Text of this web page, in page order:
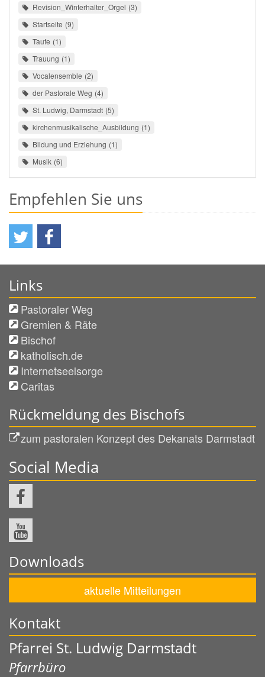
Revision_Winterhalter_Orgel 3
Startseite 9
Taufe 1
Trauung 1
Vocalensemble 2
der Pastorale Weg 4
St. Ludwig, Darmstadt 5
kirchenmusikalische_Ausbildung 1
Bildung und Erziehung 1
Musik 6
Empfehlen Sie uns
Links
Pastoraler Weg
Gremien & Räte
Bischof
katholisch.de
Internetseelsorge
Caritas
Rückmeldung des Bischofs
zum pastoralen Konzept des Dekanats Darmstadt
Social Media
Downloads
aktuelle Mitteilungen
Kontakt
Pfarrei St. Ludwig Darmstadt
Pfarrbüro